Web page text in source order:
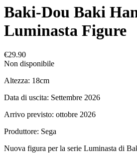
Baki-Dou Baki
Luminasta Figure
€29.90
Non disponibile
Altezza: 18cm
Data di uscita: Settembre 2026
Arrivo previsto: ottobre 2026
Produttore: Sega
Nuova figura per la serie Luminasta di